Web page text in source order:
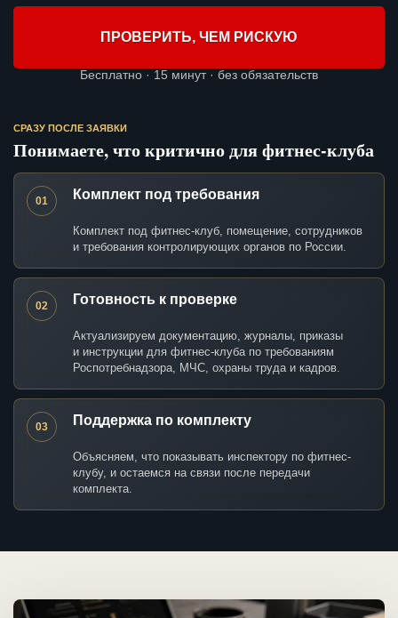
ПРОВЕРИТЬ, ЧЕМ РИСКУЮ
Бесплатно · 15 минут · без обязательств
СРАЗУ ПОСЛЕ ЗАЯВКИ
Понимаете, что критично для фитнес-клуба
01 Комплект под требования
Комплект под фитнес-клуб, помещение, сотрудников
и требования контролирующих органов по России.
02 Готовность к проверке
Актуализируем документацию, журналы, приказы
и инструкции для фитнес-клуба по требованиям
Роспотребнадзора, МЧС, охраны труда и кадров.
03 Поддержка по комплекту
Объясняем, что показывать инспектору по фитнес-
клубу, и остаемся на связи после передачи
комплекта.